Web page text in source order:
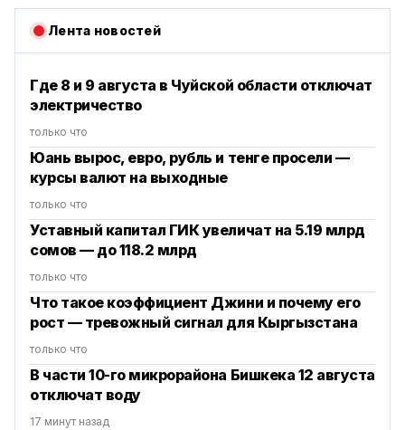
Лента новостей
Где 8 и 9 августа в Чуйской области отключат
электричество
только что
Юань вырос, евро, рубль и тенге просели —
курсы валют на выходные
только что
Уставный капитал ГИК увеличат на 5.19 млрд
сомов — до 118.2 млрд
только что
Что такое коэффициент Джини и почему его
рост — тревожный сигнал для Кыргызстана
только что
В части 10-го микрорайона Бишкека 12 августа
отключат воду
17 минут назад